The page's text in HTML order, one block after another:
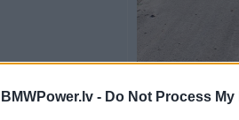
BMWPower.lv - Do Not Process